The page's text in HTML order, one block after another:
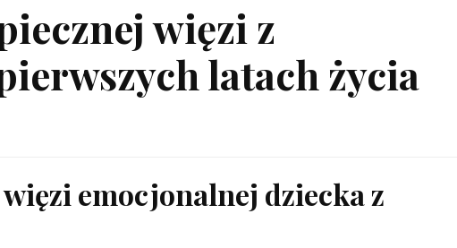
więzi z
latach życia
emocjonalnej dziecka z